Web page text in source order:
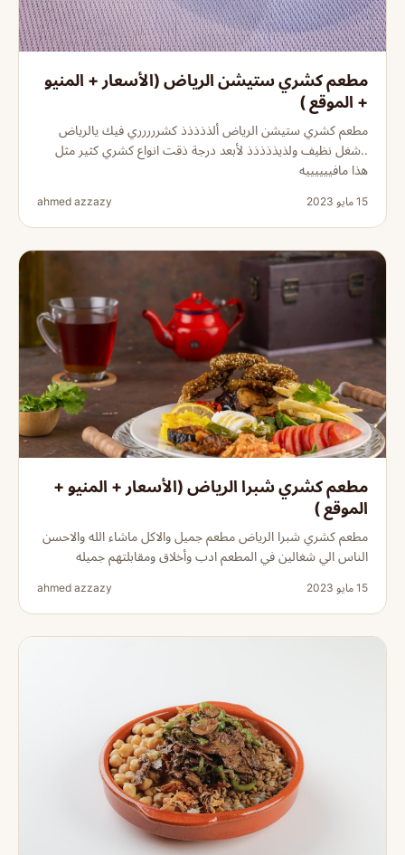
مطعم كشري ستيشن الرياض (الأسعار + المنيو
+ الموقع )
مطعم كشري ستيشن الرياض ألذذذذذ كشررررري فيك يالرياض
..شغل نظيف ولذيذذذذذ لأبعد درجة ذقت انواع كشري كثير مثل
هذا مافييييييه
15 مايو 2023 ahmed azzazy
مطعم كشري شبرا الرياض (الأسعار + المنيو +
الموقع )
مطعم كشري شبرا الرياض مطعم جميل والاكل ماشاء الله والاحسن
الناس الي شغالين في المطعم ادب وأخلاق ومقابلتهم جميله
15 مايو 2023 ahmed azzazy